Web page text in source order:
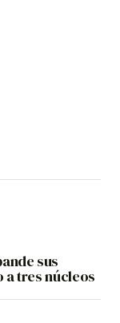
sus
a tres núcleos